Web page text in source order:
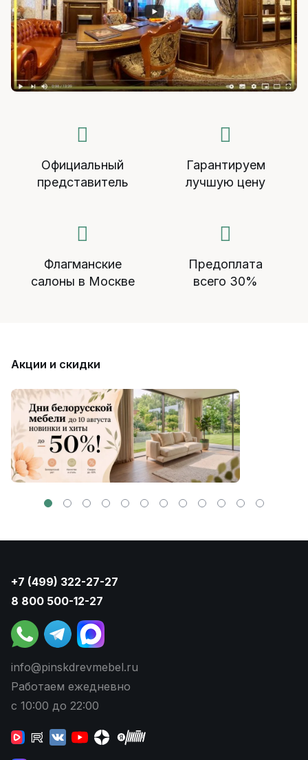
Официальный
представитель
Гарантируем
лучшую цену
Флагманские
салоны в Москве
Предоплата
всего 30%
Акции и скидки
+7 (499) 322-27-27
8 800 500-12-27
info@pinskdrevmebel.ru
Работаем ежедневно
с 10:00 до 22:00